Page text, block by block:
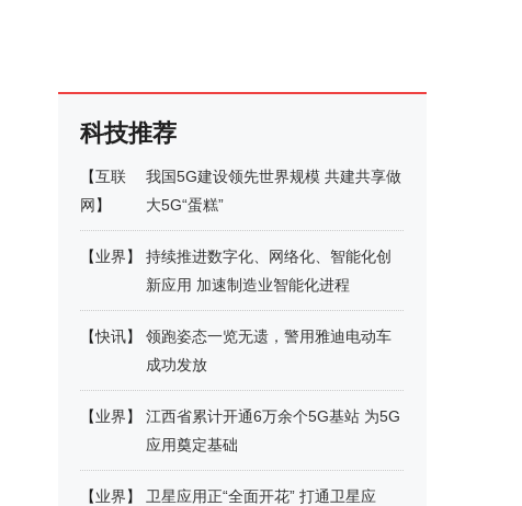
科技推荐
【互联
网 】
我国5G建设领先世界规模 共建共享做
大5G“蛋糕”
【业界】
持续推进数字化、网络化、智能化创
新应用 加速制造业智能化进程
【快讯】
领跑姿态一览无遗，警用雅迪电动车
成功发放
【业界】
江西省累计开通6万余个5G基站 为5G
应用奠定基础
【业界】
卫星应用正“全面开花” 打通卫星应